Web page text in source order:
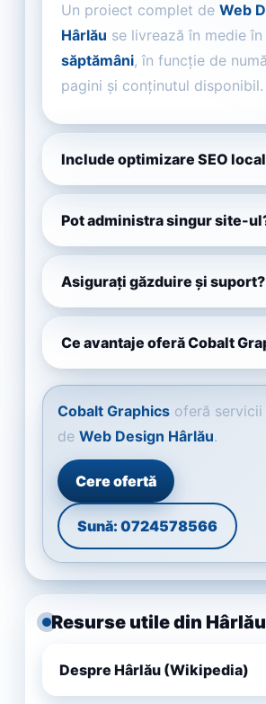
Un proiect complet de Web
Hârlău se livrează în medie în
săptămâni, în funcție de
pagini și conținutul disponibil.
Include optimizare SEO
Pot administra singur site-
Asigurați găzduire și suport?
Ce avantaje oferă Cobalt
Cobalt Graphics oferă
de Web Design Hârlău.
Cere ofertă
Sună: 0724578566
Resurse utile din Hârlău
Despre Hârlău (Wikipedia)